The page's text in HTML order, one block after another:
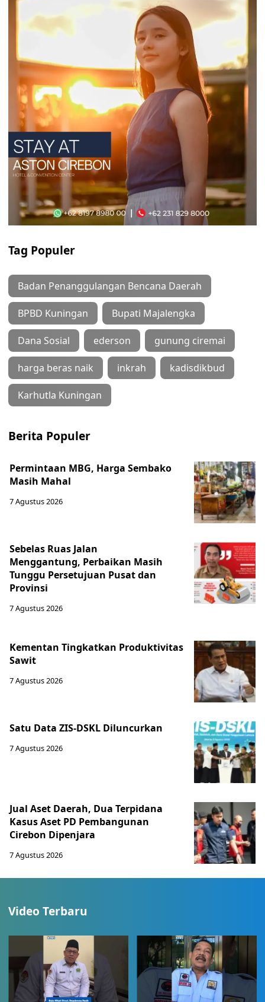
Tag Populer
Badan Penanggulangan Bencana Daerah
BPBD Kuningan Bupati Majalengka
Dana Sosial ederson gunung ciremai
harga beras naik inkrah kadisdikbud
Karhutla Kuningan
Berita Populer
Permintaan MBG, Harga Sembako
Masih Mahal
7 Agustus 2026
Sebelas Ruas Jalan
Menggantung, Perbaikan Masih
Tunggu Persetujuan Pusat dan
Provinsi
7 Agustus 2026
Kementan Tingkatkan Produktivitas
Sawit
7 Agustus 2026
Satu Data ZIS-DSKL Diluncurkan
7 Agustus 2026
Jual Aset Daerah, Dua Terpidana
Kasus Aset PD Pembangunan
Cirebon Dipenjara
7 Agustus 2026
Video Terbaru